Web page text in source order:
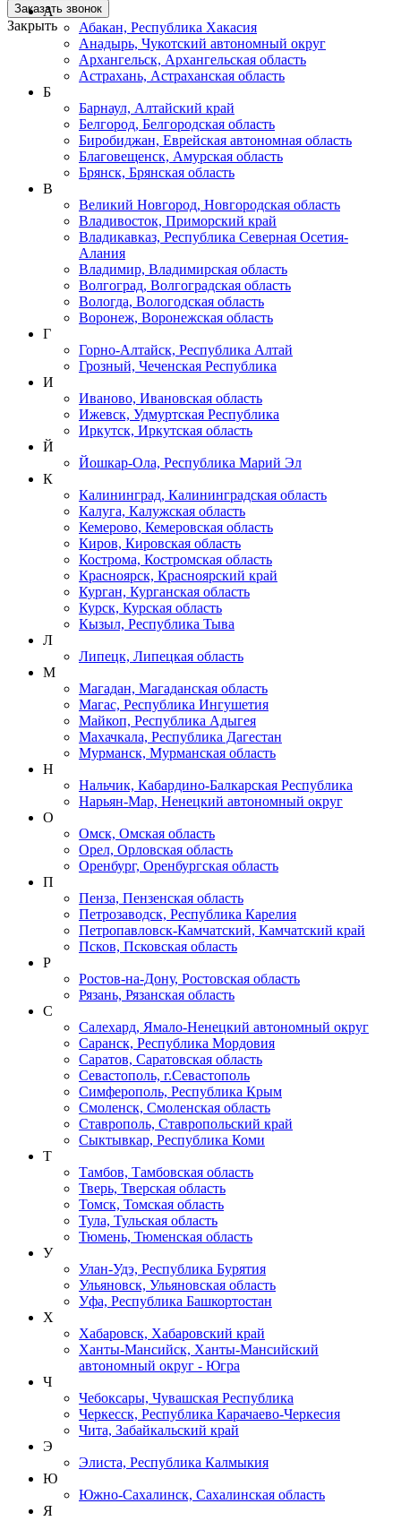
Заказать звонок
Закрыть
А
Абакан, Республика Хакасия
Анадырь, Чукотский автономный округ
Архангельск, Архангельская область
Астрахань, Астраханская область
Б
Барнаул, Алтайский край
Белгород, Белгородская область
Биробиджан, Еврейская автономная область
Благовещенск, Амурская область
Брянск, Брянская область
В
Великий Новгород, Новгородская область
Владивосток, Приморский край
Владикавказ, Республика Северная Осетия-
Алания
Владимир, Владимирская область
Волгоград, Волгоградская область
Вологда, Вологодская область
Воронеж, Воронежская область
Г
Горно-Алтайск, Республика Алтай
Грозный, Чеченская Республика
И
Иваново, Ивановская область
Ижевск, Удмуртская Республика
Иркутск, Иркутская область
Й
Йошкар-Ола, Республика Марий Эл
К
Калининград, Калининградская область
Калуга, Калужская область
Кемерово, Кемеровская область
Киров, Кировская область
Кострома, Костромская область
Красноярск, Красноярский край
Курган, Курганская область
Курск, Курская область
Кызыл, Республика Тыва
Л
Липецк, Липецкая область
М
Магадан, Магаданская область
Магас, Республика Ингушетия
Майкоп, Республика Адыгея
Махачкала, Республика Дагестан
Мурманск, Мурманская область
Н
Нальчик, Кабардино-Балкарская Республика
Нарьян-Мар, Ненецкий автономный округ
О
Омск, Омская область
Орел, Орловская область
Оренбург, Оренбургская область
П
Пенза, Пензенская область
Петрозаводск, Республика Карелия
Петропавловск-Камчатский, Камчатский край
Псков, Псковская область
Р
Ростов-на-Дону, Ростовская область
Рязань, Рязанская область
С
Салехард, Ямало-Ненецкий автономный округ
Саранск, Республика Мордовия
Саратов, Саратовская область
Севастополь, г.Севастополь
Симферополь, Республика Крым
Смоленск, Смоленская область
Ставрополь, Ставропольский край
Сыктывкар, Республика Коми
Т
Тамбов, Тамбовская область
Тверь, Тверская область
Томск, Томская область
Тула, Тульская область
Тюмень, Тюменская область
У
Улан-Удэ, Республика Бурятия
Ульяновск, Ульяновская область
Уфа, Республика Башкортостан
Х
Хабаровск, Хабаровский край
Ханты-Мансийск, Ханты-Мансийский
автономный округ - Югра
Ч
Чебоксары, Чувашская Республика
Черкесск, Республика Карачаево-Черкесия
Чита, Забайкальский край
Э
Элиста, Республика Калмыкия
Ю
Южно-Сахалинск, Сахалинская область
Я